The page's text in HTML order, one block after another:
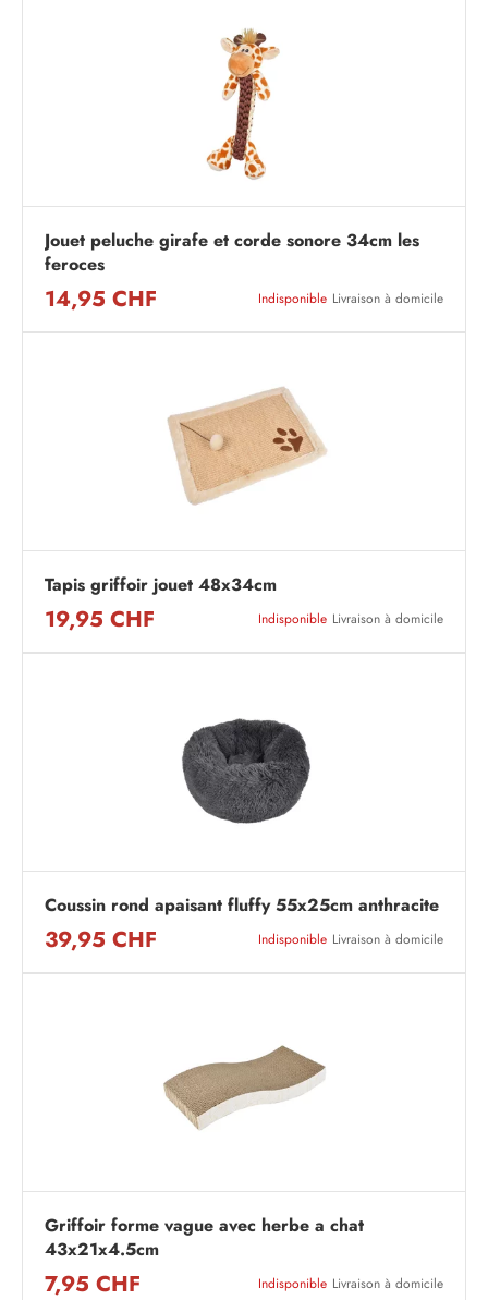
Jouet peluche girafe et corde sonore 34cm les
feroces
14,95 CHF Indisponible Livraison à domicile
Tapis griffoir jouet 48x34cm
19,95 CHF Indisponible Livraison à domicile
Coussin rond apaisant fluffy 55x25cm anthracite
39,95 CHF Indisponible Livraison à domicile
Griffoir forme vague avec herbe a chat
43x21x4.5cm
7,95 CHF Indisponible Livraison à domicile